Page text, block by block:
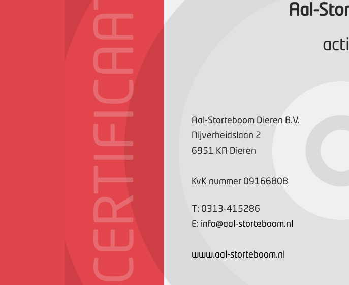
CERTIFICAAT
Aal-
Aal-Storteboom Dieren B.V.
Nijverheidslaan 2
6951 KN Dieren
KvK nummer 09166808
T: 0313-415286
E: info@aal-storteboom.nl
www.aal-storteboom.nl